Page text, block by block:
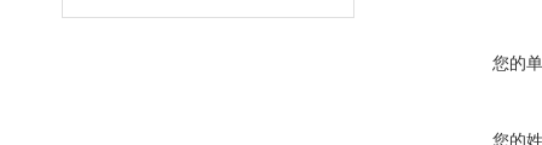
您的
您的